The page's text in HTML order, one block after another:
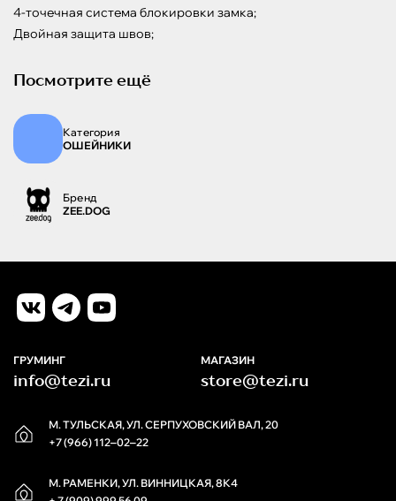
4-точечная система блокировки замка;
Двойная защита швов;
Посмотрите ещё
Категория
ОШЕЙНИКИ
Бренд
ZEE.DOG
М. ТУЛЬСКАЯ, УЛ. СЕРПУХОВСКИЙ ВАЛ, 20
+7 (966) 112‒02‒22
М. РАМЕНКИ, УЛ. ВИННИЦКАЯ, 8К4
ГРУМИНГ
info@tezi.ru
МАГАЗИН
store@tezi.ru